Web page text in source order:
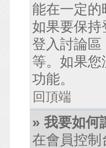
能在一定的
如果要保持
登入討論
等。如果
功能。
回頂端
» 我要如何
在會員控